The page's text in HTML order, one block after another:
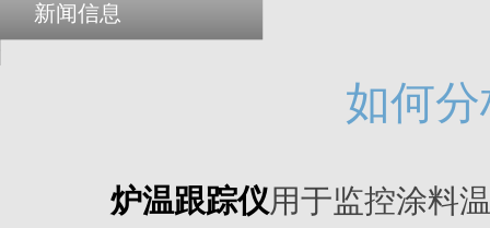
新闻信息
如何
炉温跟踪仪用于监控涂料